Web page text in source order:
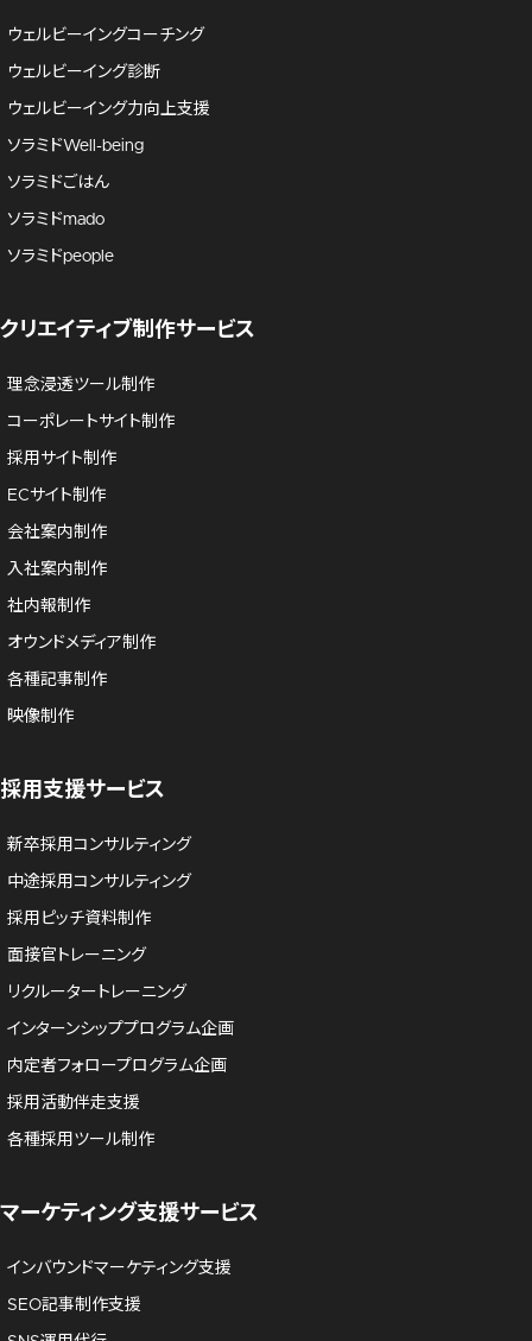
ウェルビーイングコーチング
ウェルビーイング診断
ウェルビーイング力向上支援
ソラミドWell-being
ソラミドごはん
ソラミドmado
ソラミドpeople
クリエイティブ制作サービス
理念浸透ツール制作
コーポレートサイト制作
採用サイト制作
ECサイト制作
会社案内制作
入社案内制作
社内報制作
オウンドメディア制作
各種記事制作
映像制作
採用支援サービス
新卒採用コンサルティング
中途採用コンサルティング
採用ピッチ資料制作
面接官トレーニング
リクルータートレーニング
インターンシッププログラム企画
内定者フォロープログラム企画
採用活動伴走支援
各種採用ツール制作
マーケティング支援サービス
インバウンドマーケティング支援
SEO記事制作支援